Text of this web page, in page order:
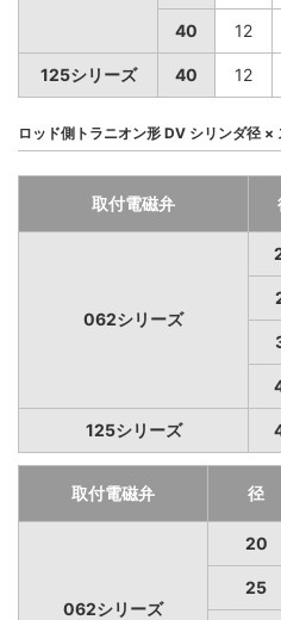
40 12
125シリーズ 40 12
ロッド側トラニオン形 DV シリンダ径 ×
取付電磁弁
062シリーズ
125シリーズ
取付電磁弁 径
062シリーズ
20
25